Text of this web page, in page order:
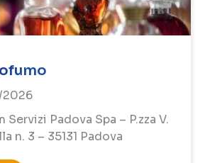
Servizi Padova Spa – P.zza V.
n. 3 – 35131 Padova